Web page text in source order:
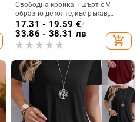
Свободна кройка T-шърт с V-
образно деколте, къс ръкав,
полиестер-еластанова смес и
дигитален печат
17.31 - 19.59 €/
33.86 - 38.31 лв
add_shopping_cart